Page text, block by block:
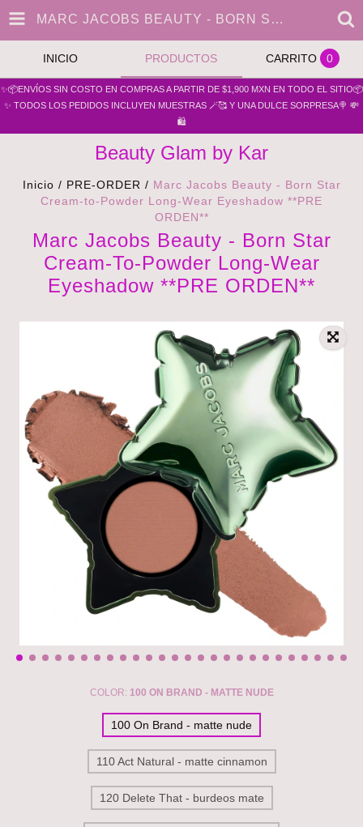
MARC JACOBS BEAUTY - BORN STAR CREAM-TO-POWDER LONG-WEAR EYESHADOW **PRE ORDEN**
INICIO PRODUCTOS CARRITO 0
✨📦ENVÍOS SIN COSTO EN COMPRAS A PARTIR DE $1,900 MXN EN TODO EL SITIO📦
✨ TODOS LOS PEDIDOS INCLUYEN MUESTRAS 🪄🥰 Y UNA DULCE SORPRESA🍭 💸
🛍️
Beauty Glam by Kar
Inicio / PRE-ORDER / Marc Jacobs Beauty - Born Star
Cream-to-Powder Long-Wear Eyeshadow **PRE
ORDEN**
Marc Jacobs Beauty - Born Star
Cream-To-Powder Long-Wear
Eyeshadow **PRE ORDEN**
COLOR: 100 ON BRAND - MATTE NUDE
100 On Brand - matte nude
110 Act Natural - matte cinnamon
120 Delete That - burdeos mate